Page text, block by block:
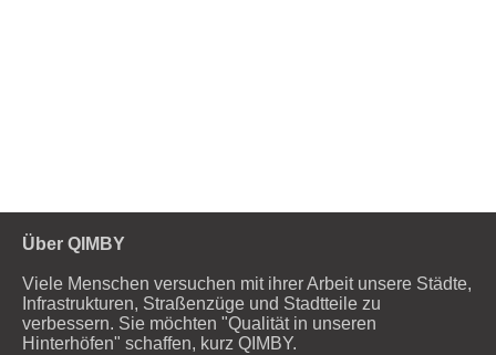
Über QIMBY
Viele Menschen versuchen mit ihrer Arbeit unsere Städte,
Infrastrukturen, Straßenzüge und Stadtteile zu
verbessern. Sie möchten "Qualität in unseren
Hinterhöfen" schaffen, kurz QIMBY.